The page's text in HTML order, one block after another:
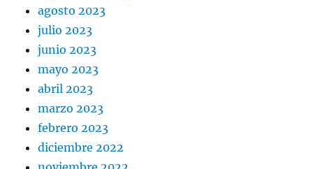
agosto 2023
julio 2023
junio 2023
mayo 2023
abril 2023
marzo 2023
febrero 2023
diciembre 2022